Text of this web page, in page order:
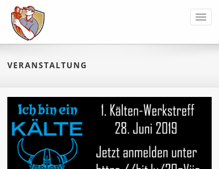
VERANSTALTUNG